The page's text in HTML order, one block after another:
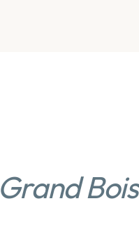
Grand Bois